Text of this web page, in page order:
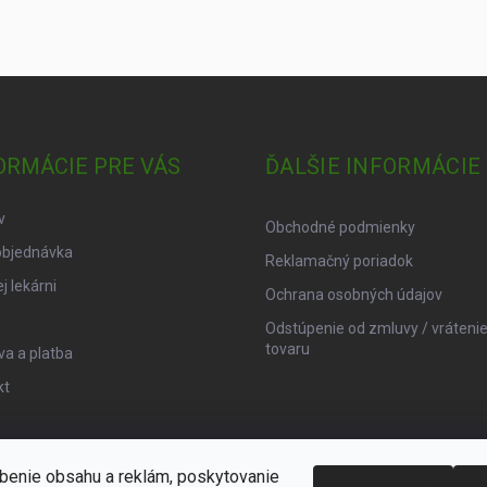
obsahu a reklám, poskytovanie
PRE VÁS
lekárni
a platba
ĎALŠIE INFORMÁCIE
Obchodné podmienky
Reklamačný poriadok
Ochrana osobných údajov
Odstúpenie od zmluvy / vrátenie
tovaru